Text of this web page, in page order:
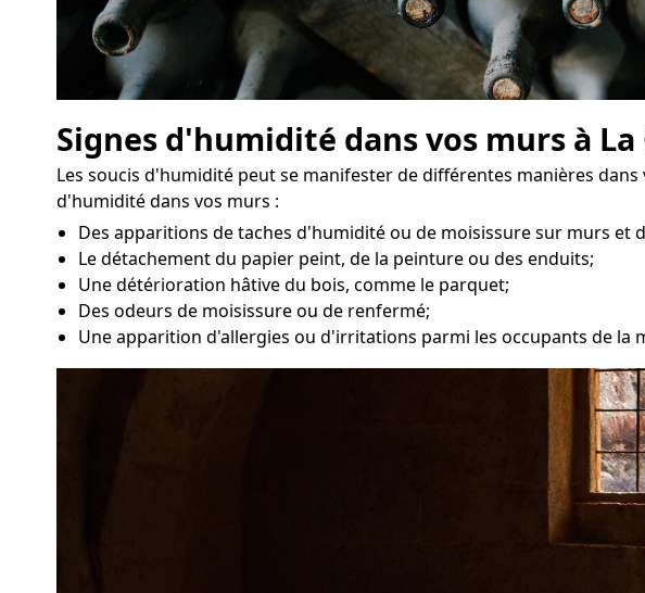
Signes d'humidité dans vos murs à La
Les soucis d'humidité peut se manifester de différentes manières
d'humidité dans vos murs :
Des apparitions de taches d'humidité ou de moisissure sur murs et
Le détachement du papier peint, de la peinture ou des enduits;
Une détérioration hâtive du bois, comme le parquet;
Des odeurs de moisissure ou de renfermé;
Une apparition d'allergies ou d'irritations parmi les occupants de la